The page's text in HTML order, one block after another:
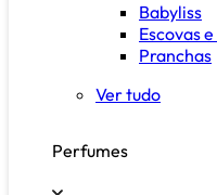
Babyliss
Escovas
Pranchas
Ver tudo
Perfumes